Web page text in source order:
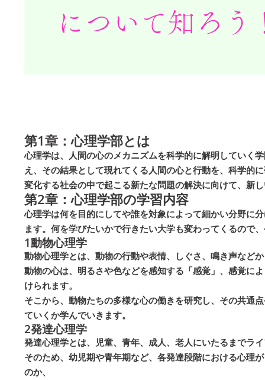
第1章：心理学部とは
心理学は、人間の心のメカニズムを科学的に解明していく
え、その結果として現れてくる人間の心と行動を、科学的
変化する社会の中で起こる新たな問題の解決に向けて、新
第2章：心理学部の学習内容
心理学は何を目的にしてや誰を対象によって細かい分野に
ます。何を学びたいかで行きたい大学も変わってくるので
1動物心理学
動物心理学とは、動物の行動や表情、しぐさ、鳴き声など
動物の心は、明るさや色などを感知する「感覚」、感覚に
けられます。
そこから、動物たちの多様な心の働きを研究し、その共通
ていくか学んでいきます。
2発達心理学
発達心理学とは、児童、青年、成人、老人にいたるまでラ
そのため、幼児期や青年期など、各発達段階における心理
のか、